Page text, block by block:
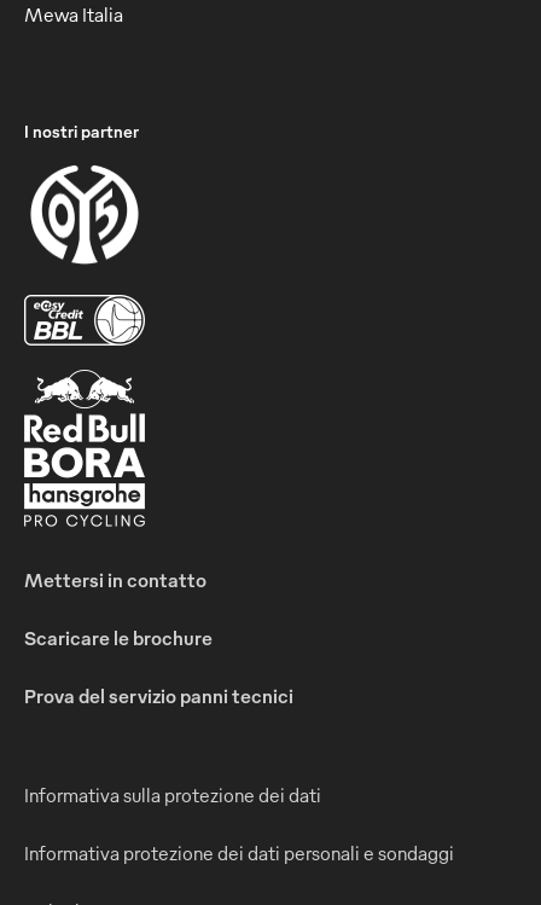
Mewa Italia
I nostri partner
Mettersi in contatto
Scaricare le brochure
Prova del servizio panni tecnici
Informativa sulla protezione dei dati
Informativa protezione dei dati personali e sondaggi